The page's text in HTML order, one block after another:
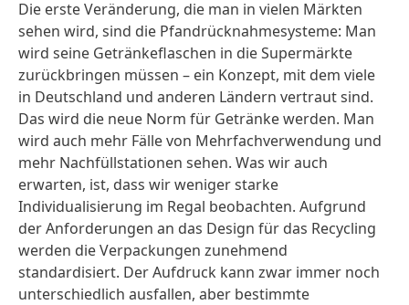
Die erste Veränderung, die man in vielen Märkten
sehen wird, sind die Pfandrücknahmesysteme: Man
wird seine Getränkeflaschen in die Supermärkte
zurückbringen müssen – ein Konzept, mit dem viele
in Deutschland und anderen Ländern vertraut sind.
Das wird die neue Norm für Getränke werden. Man
wird auch mehr Fälle von Mehrfachverwendung und
mehr Nachfüllstationen sehen. Was wir auch
erwarten, ist, dass wir weniger starke
Individualisierung im Regal beobachten. Aufgrund
der Anforderungen an das Design für das Recycling
werden die Verpackungen zunehmend
standardisiert. Der Aufdruck kann zwar immer noch
unterschiedlich ausfallen, aber bestimmte